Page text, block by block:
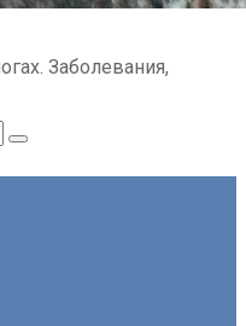
Заболевания,